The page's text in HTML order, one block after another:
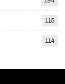
115
114